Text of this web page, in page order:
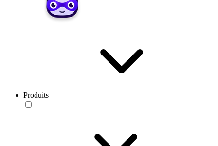
Produits